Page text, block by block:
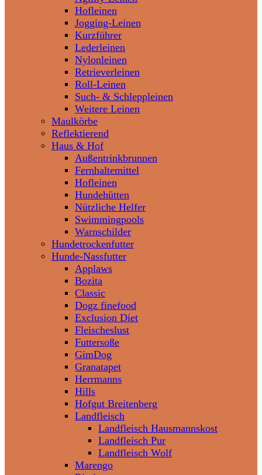
Hofleinen
Jogging-Leinen
Kurzführer
Lederleinen
Nylonleinen
Retrieverleinen
Roll-Leinen
Such- & Schleppleinen
Weitere Leinen
Maulkörbe
Reflektierend
Haus & Hof
Außentrinkbrunnen
Fernhaltemittel
Hofleinen
Hundehütten
Nützliche Helfer
Swimmingpools
Warnschilder
Hundetrockenfutter
Hunde-Nassfutter
Applaws
Bozita
Classic
Dogz finefood
Exclusion Diet
Fleischeslust
Futtersoße
GimDog
Granatapet
Herrmanns
Hills
Hofgut Breitenberg
Landfleisch
Landfleisch Hausmannskost
Landfleisch Pur
Landfleisch Wolf
Marengo